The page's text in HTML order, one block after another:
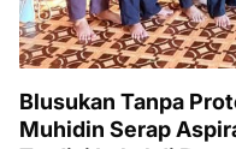
Blusukan Tanpa
Muhidin Serap